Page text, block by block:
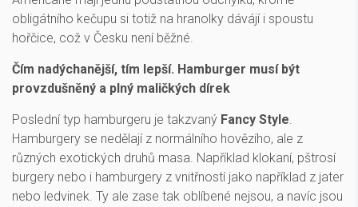
obligátního kečupu si totiž na hranolky dávájí i spoustu
hořčice, což v Česku není běžné.
Čím nadýchanější, tím lepší. Hamburger musí být
provzdušněný a plný maličkých dírek
Poslední typ hamburgeru je takzvaný Fancy Style.
Hamburgery se nedělají z normálního hovězího, ale z
různých exotických druhů masa. Například klokaní, pštrosí
burgery nebo i hamburgery z vnitřností jako například z jater
nebo ledvinek. Ty ale zase tak oblíbené nejsou, a navíc jsou